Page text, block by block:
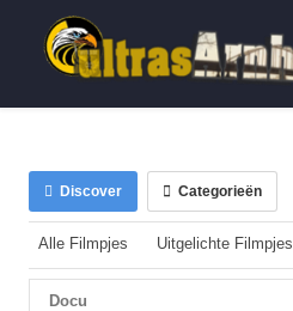
Discover Categorieën
Alle Filmpjes Uitgelichte Filmpjes
Docu